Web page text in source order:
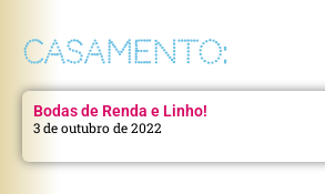
CASAMENTO:
Bodas de Renda e Linho!
3 de outubro de 2022